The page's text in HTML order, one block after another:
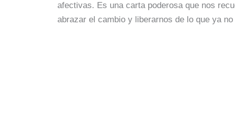
afectivas. Es una carta poderosa que nos
abrazar el cambio y liberarnos de lo que ya